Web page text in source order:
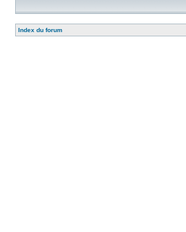
Index du forum